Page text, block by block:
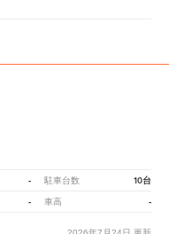
- 駐車台数 10台
- 車高 -